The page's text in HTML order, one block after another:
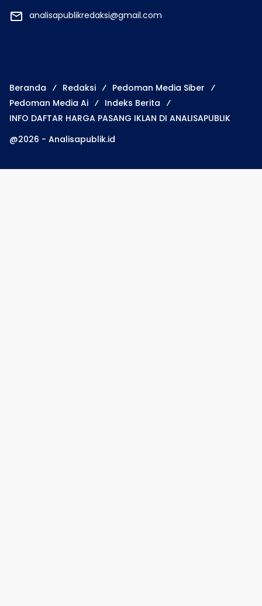
analisapublikredaksi@gmail.com
Beranda Redaksi
Pedoman Media Siber
Pedoman Media Ai
Indeks Berita
INFO DAFTAR HARGA PASANG IKLAN DI ANALISAPUBLIK
@2026 - Analisapublik.id